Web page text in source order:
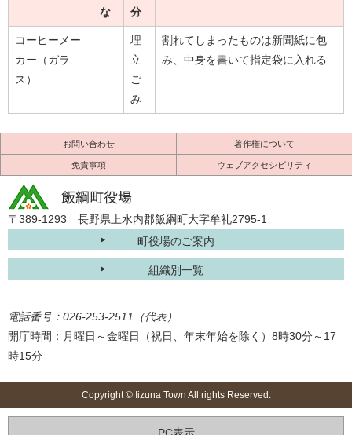
な
分
コーヒーメー
カー（ガラ
ス）
埋
立
ご
み
割れてしまったものは新聞紙に包
み、中身を書いて指定袋に入れる
お問い合わせ 著作権について
免責事項 ウェブアクセシビリティ
〒389-1293 長野県上水内郡飯綱町大字牟礼2795-1
町役場のご案内
組織別一覧
電話番号：026-253-2511（代表）
開庁時間：月曜日～金曜日（祝日、年末年始を除く）8時30分～17
時15分
Copyright © Iizuna Town All rights Reserved.